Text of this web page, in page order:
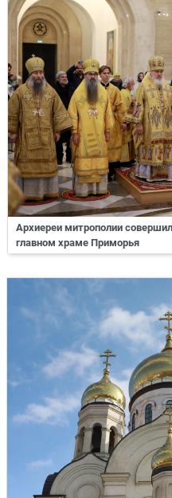
Архиереи митрополии
главном храме Приморья